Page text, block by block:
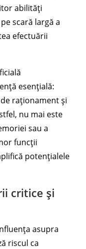
abilități
scară largă a
efectuării
esențială:
raționament și
nu mai este
sau a
funcții
potențialele
critice și
asupra
riscul ca